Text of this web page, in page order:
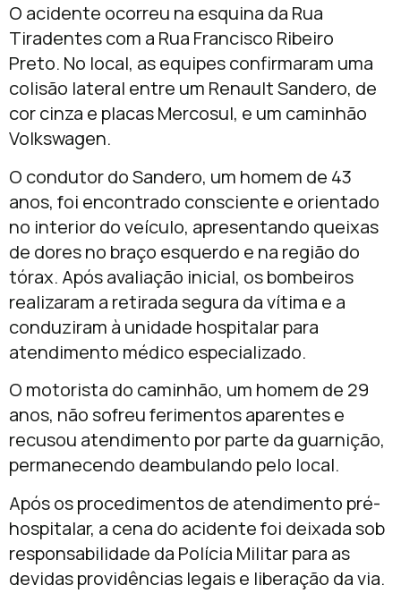
O acidente ocorreu na esquina da Rua
Tiradentes com a Rua Francisco Ribeiro
Preto. No local, as equipes confirmaram uma
colisão lateral entre um Renault Sandero, de
cor cinza e placas Mercosul, e um caminhão
Volkswagen.
O condutor do Sandero, um homem de 43
anos, foi encontrado consciente e orientado
no interior do veículo, apresentando queixas
de dores no braço esquerdo e na região do
tórax. Após avaliação inicial, os bombeiros
realizaram a retirada segura da vítima e a
conduziram à unidade hospitalar para
atendimento médico especializado.
O motorista do caminhão, um homem de 29
anos, não sofreu ferimentos aparentes e
recusou atendimento por parte da guarnição,
permanecendo deambulando pelo local.
Após os procedimentos de atendimento pré-
hospitalar, a cena do acidente foi deixada sob
responsabilidade da Polícia Militar para as
devidas providências legais e liberação da via.